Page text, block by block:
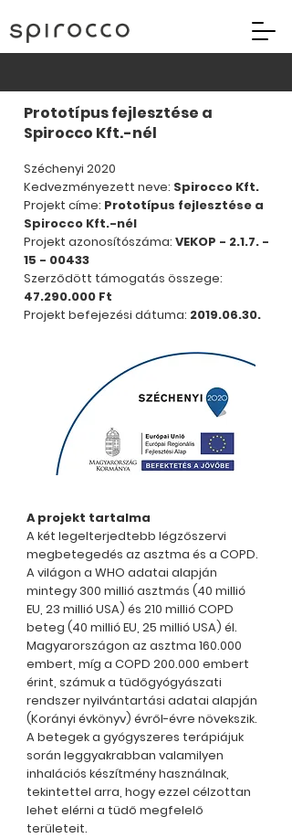
Prototípus fejlesztése a
Spirocco Kft.-nél
Széchenyi 2020
Kedvezményezett neve: Spirocco Kft.
Projekt címe: Prototípus fejlesztése a
Spirocco Kft.-nél
Projekt azonosítószáma: VEKOP - 2.1.7. -
15 - 00433
Szerződött támogatás összege:
47.290.000 Ft
Projekt befejezési dátuma: 2019.06.30.
A projekt tartalma
A két legelterjedtebb légzőszervi
megbetegedés az asztma és a COPD.
A világon a WHO adatai alapján
mintegy 300 millió asztmás (40 millió
EU, 23 millió USA) és 210 millió COPD
beteg (40 millió EU, 25 millió USA) él.
Magyarországon az asztma 160.000
embert, míg a COPD 200.000 embert
érint, számuk a tüdőgyógyászati
rendszer nyilvántartási adatai alapján
(Korányi évkönyv) évről-évre növekszik.
A betegek a gyógyszeres terápiájuk
során leggyakrabban valamilyen
inhalációs készítmény használnak,
tekintettel arra, hogy ezzel célzottan
lehet elérni a tüdő megfelelő
területeit.